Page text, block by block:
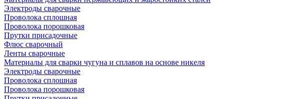
Электроды сварочные
Проволока сплошная
Проволока порошковая
Прутки присадочные
Флюс сварочный
Ленты сварочные
Материалы для сварки чугуна и сплавов на основе никеля
Электроды сварочные
Проволока сплошная
Проволока порошковая